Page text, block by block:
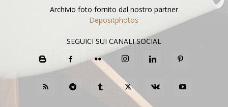
Archivio foto fornito dal nostro partner
Depositphotos
SEGUICI SUI CANALI SOCIAL